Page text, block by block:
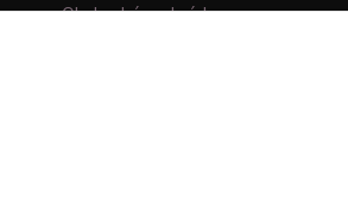
Obchodní podmínky